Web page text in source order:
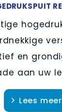
en
aan uw
Lees meer